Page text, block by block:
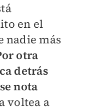
en el
nadie más
otra
detrás
nota
voltea a